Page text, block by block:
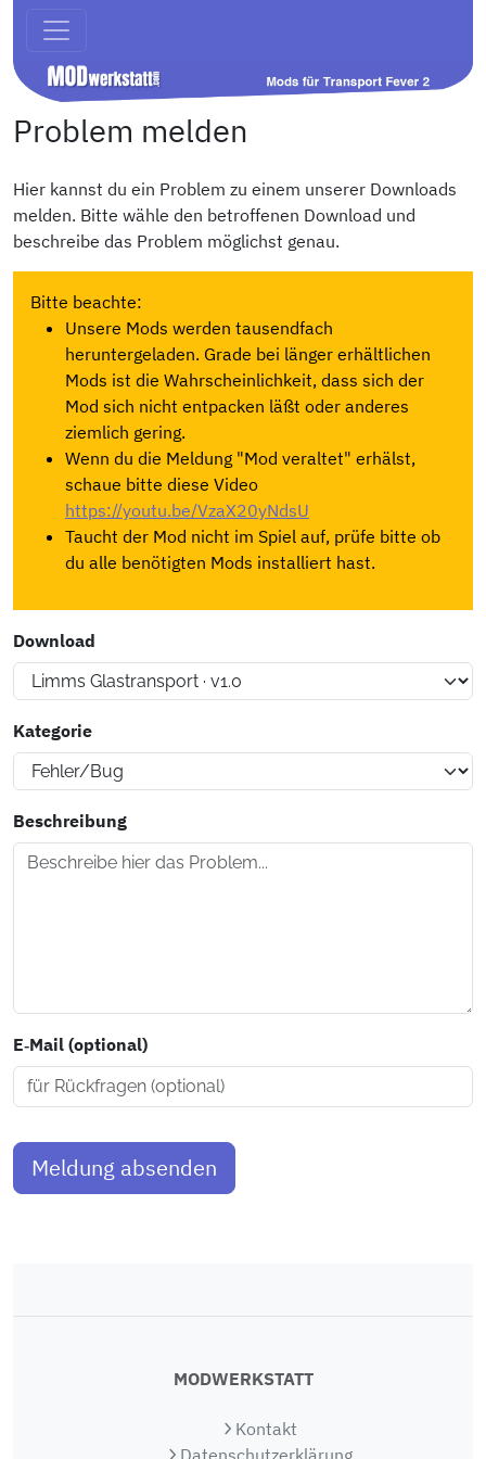
Problem melden
Hier kannst du ein Problem zu einem unserer Downloads
melden. Bitte wähle den betroffenen Download und
beschreibe das Problem möglichst genau.
Bitte beachte:
Unsere Mods werden tausendfach
heruntergeladen. Grade bei länger erhältlichen
Mods ist die Wahrscheinlichkeit, dass sich der
Mod sich nicht entpacken läßt oder anderes
ziemlich gering.
Wenn du die Meldung "Mod veraltet" erhälst,
schaue bitte diese Video
https://youtu.be/VzaX20yNdsU
Taucht der Mod nicht im Spiel auf, prüfe bitte ob
du alle benötigten Mods installiert hast.
Download
Kategorie
Beschreibung
E‑Mail (optional)
Meldung absenden
MODWERKSTATT
Kontakt